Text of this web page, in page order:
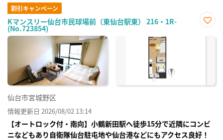
割引キャンペーン
Kマンスリー仙台市民球場前（東仙台駅東） 216・1R-
(No.723854)
に入
仙台市宮城野区
情報更新日 2026/08/02 13:14
【オートロック付・南向】小鶴新田駅へ徒歩15分で近隣にコンビ
ニなどもあり自衛隊仙台駐屯地や仙台港などにもアクセス良好！